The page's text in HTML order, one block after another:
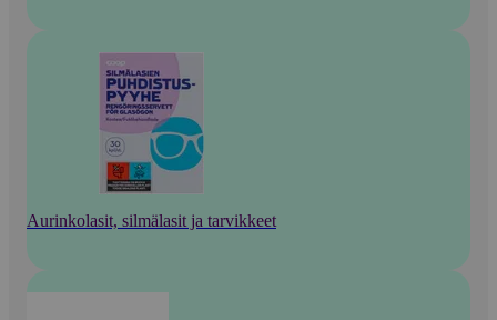
Aurinkolasit, silmälasit ja tarvikkeet